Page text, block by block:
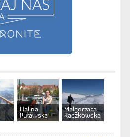
Halina
Puławska
Małgorzata
Raczkowska